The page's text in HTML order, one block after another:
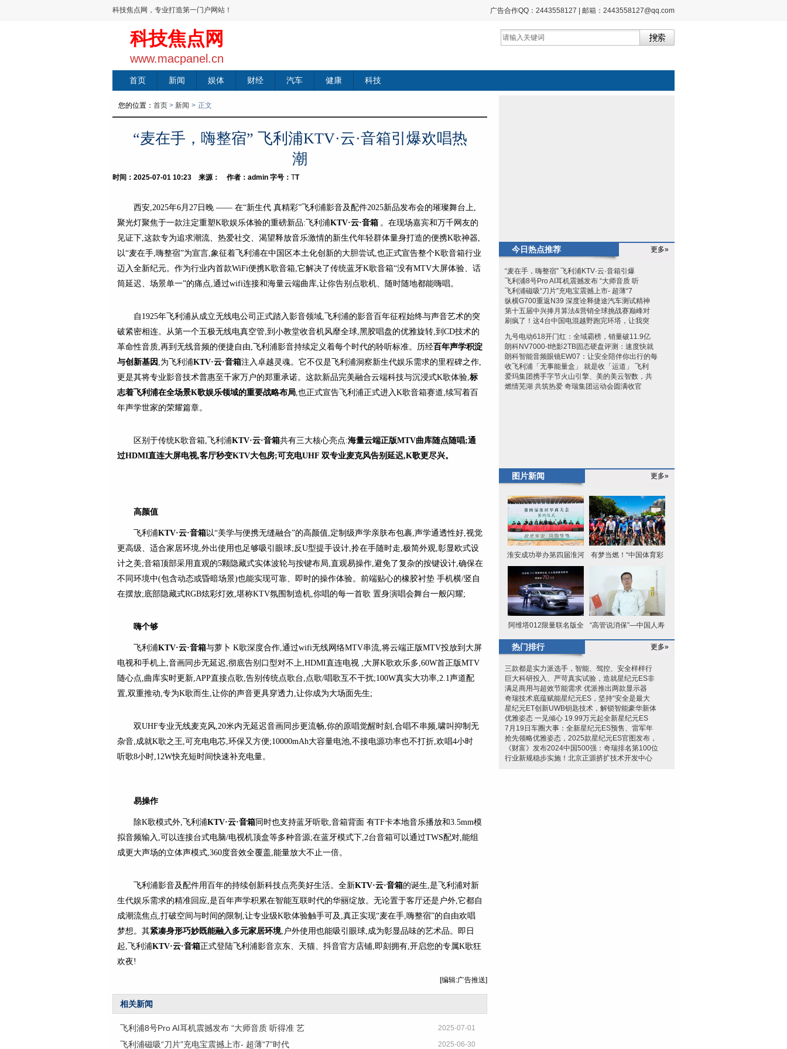
科技焦点网，专业打造第一门户网站！ 广告合作QQ：2443558127 | 邮箱：2443558127@qq.com
科技焦点网
www.macpanel.cn
首页 新闻 娱体 财经 汽车 健康 科技
您的位置： 首页 > 新闻 > 正文
“麦在手，嗨整宿” 飞利浦KTV·云·音箱引爆欢唱热
潮
时间：2025-07-01 10:23 来源： 作者：admin 字号： TT
西安,2025年6月27日晚 —— 在“新生代 真精彩”飞利浦影音及配件2025新品发布会的璀璨舞台上,
聚光灯聚焦于一款注定重塑K歌娱乐体验的重磅新品:飞利浦KTV·云·音箱 。在现场嘉宾和万千网友的
见证下,这款专为追求潮流、热爱社交、渴望释放音乐激情的新生代年轻群体量身打造的便携K歌神器,
以“麦在手,嗨整宿”为宣言,象征着飞利浦在中国区本土化创新的大胆尝试,也正式宣告整个K歌音箱行业
迈入全新纪元。作为行业内首款WiFi便携K歌音箱,它解决了传统蓝牙K歌音箱“没有MTV大屏体验、话
筒延迟、场景单一”的痛点,通过wifi连接和海量云端曲库,让你告别点歌机、随时随地都能嗨唱。
自1925年飞利浦从成立无线电公司正式踏入影音领域,飞利浦的影音百年征程始终与声音艺术的突
破紧密相连。从第一个五极无线电真空管,到小教堂收音机风靡全球,黑胶唱盘的优雅旋转,到CD技术的
革命性音质,再到无线音频的便捷自由,飞利浦影音持续定义着每个时代的聆听标准。历经百年声学积淀
与创新基因 ,为飞利浦KTV·云·音箱注入卓越灵魂。它不仅是飞利浦洞察新生代娱乐需求的里程碑之作,
更是其将专业影音技术普惠至千家万户的郑重承诺。这款新品完美融合云端科技与沉浸式K歌体验,标
志着飞利浦在全场景K歌娱乐领域的重要战略布局,也正式宣告飞利浦正式进入K歌音箱赛道,续写着百
年声学世家的荣耀篇章。
区别于传统K歌音箱,飞利浦KTV·云·音箱共有三大核心亮点:海量云端正版MTV曲库随点随唱;通
过HDMI直连大屏电视,客厅秒变KTV大包房;可充电UHF 双专业麦克风告别延迟,K歌更尽兴。
高颜值
飞利浦KTV·云·音箱以“美学与便携无缝融合”的高颜值,定制级声学亲肤布包裹,声学通透性好,视觉
更高级、适合家居环境,外出使用也足够吸引眼球;反U型提手设计,拎在手随时走,极简外观,彰显欧式设
计之美;音箱顶部采用直观的5颗隐藏式实体波轮与按键布局,直观易操作,避免了复杂的按键设计,确保在
不同环境中(包含动态或昏暗场景)也能实现可靠、即时的操作体验。前端贴心的橡胶衬垫 手机横/竖自
在摆放;底部隐藏式RGB炫彩灯效,堪称KTV氛围制造机,你唱的每一首歌 置身演唱会舞台一般闪耀;
嗨个够
飞利浦KTV·云·音箱与萝卜 K歌深度合作,通过wifi无线网络MTV串流,将云端正版MTV投放到大屏
电视和手机上,音画同步无延迟,彻底告别口型对不上,HDMI直连电视 ,大屏K歌欢乐多,60W首正版MTV
随心点,曲库实时更新,APP直接点歌,告别传统点歌台,点歌/唱歌互不干扰;100W真实大功率,2.1声道配
置,双重推动,专为K歌而生,让你的声音更具穿透力,让你成为大场面先生;
双UHF专业无线麦克风,20米内无延迟音画同步更流畅,你的原唱觉醒时刻,合唱不串频,啸叫抑制无
杂音,成就K歌之王,可充电电芯,环保又方便;10000mAh大容量电池,不接电源功率也不打折,欢唱4小时
听歌8小时,12W快充短时间快速补充电量。
易操作
除K歌模式外,飞利浦KTV·云·音箱同时也支持蓝牙听歌,音箱背面 有TF卡本地音乐播放和3.5mm模
拟音频输入,可以连接台式电脑/电视机顶盒等多种音源;在蓝牙模式下,2台音箱可以通过TWS配对,能组
成更大声场的立体声模式,360度音效全覆盖,能量放大不止一倍。
飞利浦影音及配件用百年的持续创新科技点亮美好生活。全新KTV·云·音箱的诞生,是飞利浦对新
生代娱乐需求的精准回应,是百年声学积累在智能互联时代的华丽绽放。无论置于客厅还是户外,它都自
成潮流焦点,打破空间与时间的限制,让专业级K歌体验触手可及,真正实现“麦在手,嗨整宿”的自由欢唱
梦想。其紧凑身形巧妙既能融入多元家居环境,户外使用也能吸引眼球,成为彰显品味的艺术品。即日
起,飞利浦KTV·云·音箱正式登陆飞利浦影音京东、天猫、抖音官方店铺,即刻拥有,开启您的专属K歌狂
欢夜!
[编辑:广告推送]
相关新闻
飞利浦8号Pro AI耳机震撼发布 “大师音质 听得准 艺 2025-07-01
飞利浦磁吸“刀片”充电宝震撼上市- 超薄“7”时代 2025-06-30
今日热点推荐 更多»
“麦在手，嗨整宿” 飞利浦KTV·云·音箱引爆
飞利浦8号Pro AI耳机震撼发布 “大师音质 听
飞利浦磁吸“刀片”充电宝震撼上市- 超薄“7
纵横G700重返N39 深度诠释捷途汽车测试精神
第十五届中兴捧月算法&营销全球挑战赛巅峰对
刷疯了！这4台中国电混越野跑完环塔，让我突
九号电动618开门红：全域霸榜，销量破11.9亿
朗科NV7000-t绝影2TB固态硬盘评测：速度快就
朗科智能音频眼镜EW07：让安全陪伴你出行的每
收飞利浦「无事能量盒」 就是收「运道」 飞利
爱玛集团携手字节火山引擎、美的美云智数，共
燃情芜湖 共筑热爱 奇瑞集团运动会圆满收官
图片新闻 更多»
淮安成功举办第四届淮河
华商大
有梦当燃！“中国体育彩
阿维塔012限量联名版全
“高管说消保”—中国人寿
热门排行 更多»
三款都是实力派选手，智能、驾控、安全样样行
巨大科研投入、严苛真实试验，造就星纪元ES非
满足商用与超效节能需求 优派推出两款显示器
奇瑞技术底蕴赋能星纪元ES，坚持“安全是最大
星纪元ET创新UWB钥匙技术，解锁智能豪华新体
优雅姿态 一见倾心 19.99万元起全新星纪元ES
7月19日车圈大事：全新星纪元ES预售、雷军年
抢先领略优雅姿态，2025款星纪元ES官图发布，
《财富》发布2024中国500强：奇瑞排名第100位
行业新规稳步实施！北京正源挤扩技术开发中心